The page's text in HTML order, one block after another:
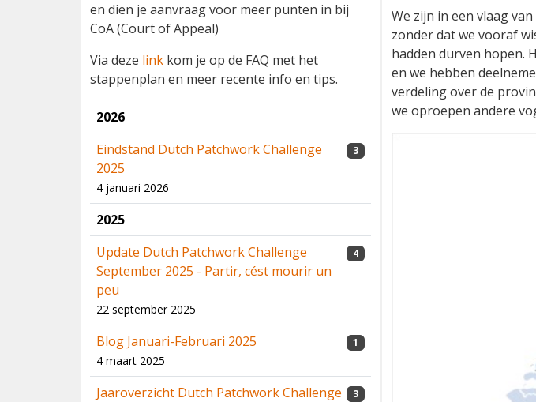
en dien je aanvraag voor meer punten in bij
CoA (Court of Appeal)
Via deze link kom je op de FAQ met het
stappenplan en meer recente info en tips.
2026
Eindstand Dutch Patchwork Challenge
2025
4 januari 2026
3
2025
Update Dutch Patchwork Challenge
September 2025 - Partir, cést mourir un
peu
22 september 2025
4
Blog Januari-Februari 2025
4 maart 2025
1
Jaaroverzicht Dutch Patchwork Challenge
3
We zijn in een vlaag
zonder dat we vooraf
hadden durven hopen.
en we hebben
verdeling over de
we oproepen andere